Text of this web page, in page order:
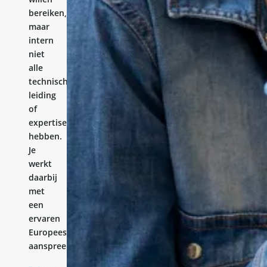
bereiken,
maar
intern
niet
alle
technische
leiding
of
expertise
hebben.
Je
werkt
daarbij
met
een
ervaren
Europees
aanspreekpunt.